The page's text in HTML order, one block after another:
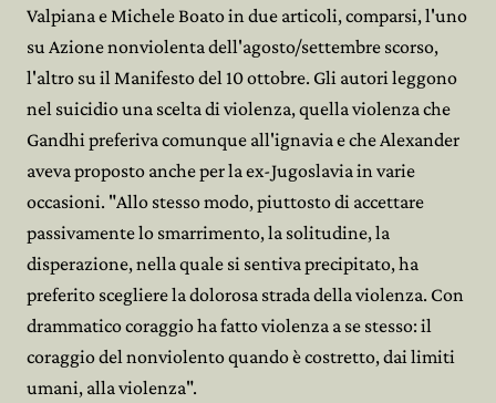
Valpiana e Michele Boato in due articoli, comparsi, l'uno
su Azione nonviolenta dell'agosto/settembre scorso,
l'altro su il Manifesto del 10 ottobre. Gli autori leggono
nel suicidio una scelta di violenza, quella violenza che
Gandhi preferiva comunque all'ignavia e che Alexander
aveva proposto anche per la ex-Jugoslavia in varie
occasioni. "Allo stesso modo, piuttosto di accettare
passivamente lo smarrimento, la solitudine, la
disperazione, nella quale si sentiva precipitato, ha
preferito scegliere la dolorosa strada della violenza. Con
drammatico coraggio ha fatto violenza a se stesso: il
coraggio del nonviolento quando è costretto, dai limiti
umani, alla violenza".